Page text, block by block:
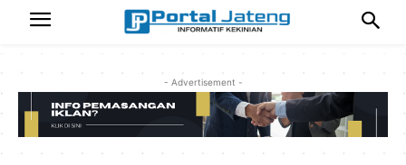
- Advertisement -